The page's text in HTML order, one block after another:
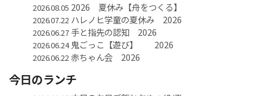
2026.08.05 2026 夏休み【舟をつくる】
2026.07.22ハレノヒ学童の夏休み 2026
2026.06.27手と指先の認知 2026
2026.06.24鬼ごっこ【遊び】 2026
2026.06.22赤ちゃん会 2026
今日のランチ